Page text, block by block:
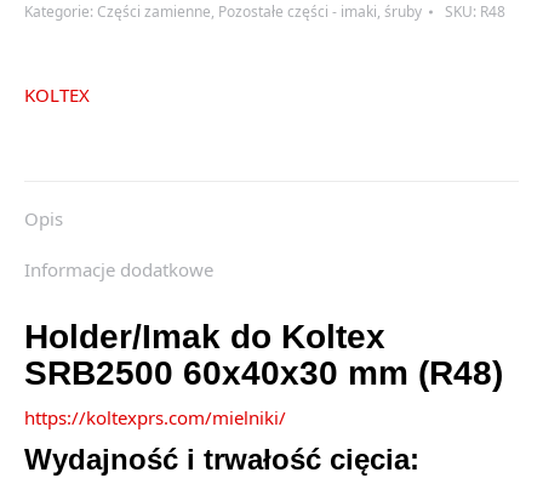
Kategorie: Części zamienne, Pozostałe części - imaki, śruby SKU: R48
KOLTEX
Opis
Informacje dodatkowe
Holder/Imak do Koltex
SRB2500 60x40x30 mm (R48)
https://koltexprs.com/mielniki/
Wydajność i trwałość cięcia: